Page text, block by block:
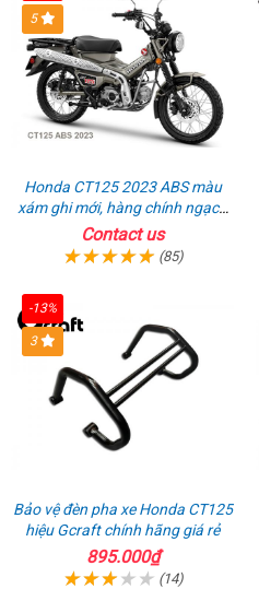
5
Honda CT125 2023 ABS màu
xám ghi mới, hàng chính ngạch
giá tốt nhất thị trường
Contact us
(85)
-13%
3
Bảo vệ đèn pha xe Honda CT125
hiệu Gcraft chính hãng giá rẻ
895.000₫
(14)